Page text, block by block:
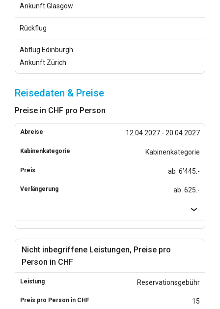
Ankunft Glasgow
Rückflug
Abflug Edinburgh
Ankunft Zürich
Reisedaten & Preise
Preise in CHF pro Person
12.04.2027 - 20.04.2027
Kabinenkategorie
ab 6’445.-
ab 625.-
Nicht inbegriffene Leistungen, Preise pro
Person in CHF
Reservationsgebühr
15